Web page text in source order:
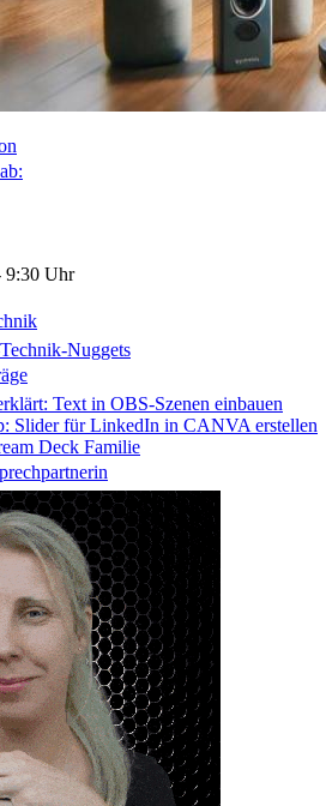
9:30 Uhr
Nuggets
Text in OBS-Szenen einbauen
Slider für LinkedIn in CANVA erstellen
Deck Familie